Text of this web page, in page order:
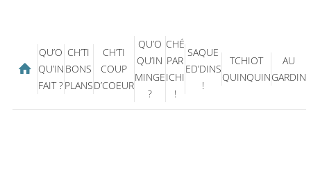
QU’O
QU’IN
FAIT ?
CH’TI
BONS
PLANS
CH’TI
COUP
D’COEUR
QU’O
QU’IN
MINGE
?
CHÉ
PAR
ICHI
!
SAQUE
ED’DINS
!
TCHIOT
QUINQUIN
AU
GARDIN